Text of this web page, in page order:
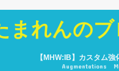
まれんのブ
【MHW:IB】カスタム
Augmentations